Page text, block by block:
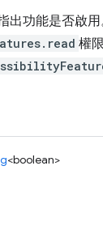
出功能是否啟用
權限
<boolean>